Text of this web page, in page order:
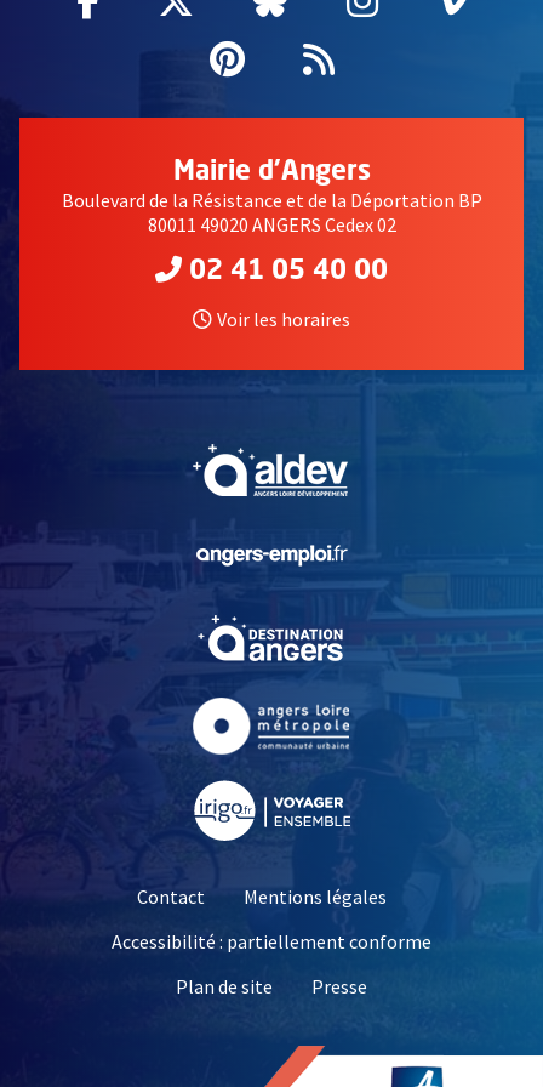
Pinterest
, Ouvre une
Flux RSS
Mairie d'Angers
Boulevard de la Résistance et de la Déportation BP
80011 49020 ANGERS Cedex 02
02 41 05 40 00
Voir les horaires
, Ouvre une nouvelle
, Ouvre une nouvelle
Contact
Mentions légales
Accessibilité : partiellement conforme
Plan de site
Presse